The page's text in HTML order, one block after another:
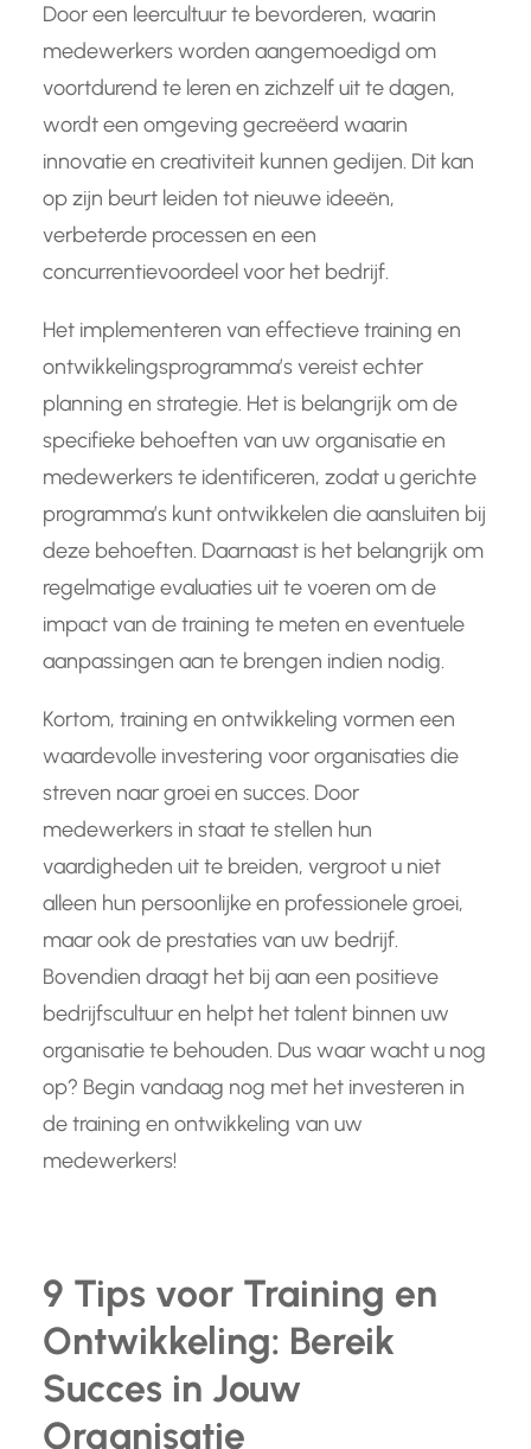
Door een leercultuur te bevorderen, waarin
medewerkers worden aangemoedigd om
voortdurend te leren en zichzelf uit te dagen,
wordt een omgeving gecreëerd waarin
innovatie en creativiteit kunnen gedijen. Dit kan
op zijn beurt leiden tot nieuwe ideeën,
verbeterde processen en een
concurrentievoordeel voor het bedrijf.
Het implementeren van effectieve training en
ontwikkelingsprogramma’s vereist echter
planning en strategie. Het is belangrijk om de
specifieke behoeften van uw organisatie en
medewerkers te identificeren, zodat u gerichte
programma’s kunt ontwikkelen die aansluiten bij
deze behoeften. Daarnaast is het belangrijk om
regelmatige evaluaties uit te voeren om de
impact van de training te meten en eventuele
aanpassingen aan te brengen indien nodig.
Kortom, training en ontwikkeling vormen een
waardevolle investering voor organisaties die
streven naar groei en succes. Door
medewerkers in staat te stellen hun
vaardigheden uit te breiden, vergroot u niet
alleen hun persoonlijke en professionele groei,
maar ook de prestaties van uw bedrijf.
Bovendien draagt het bij aan een positieve
bedrijfscultuur en helpt het talent binnen uw
organisatie te behouden. Dus waar wacht u nog
op? Begin vandaag nog met het investeren in
de training en ontwikkeling van uw
medewerkers!
9 Tips voor Training en
Ontwikkeling: Bereik
Succes in Jouw
Organisatie